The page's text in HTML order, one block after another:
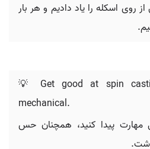
روی اسکله را یاد دادیم و هر بار
💡 Get good at spin
mechanical.
مهارت پیدا کنید، همچنان حس